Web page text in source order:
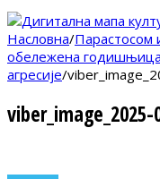
Насловна/Парастосом
обележена
агресије/
viber_image_2025-